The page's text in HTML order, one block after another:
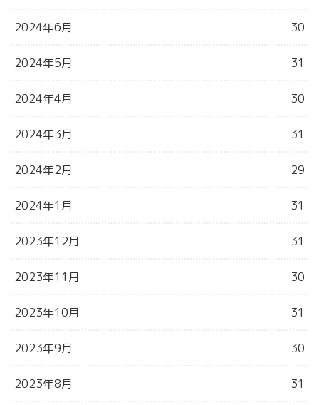
2024年6月 30
2024年5月 31
2024年4月 30
2024年3月 31
2024年2月 29
2024年1月 31
2023年12月 31
2023年11月 30
2023年10月 31
2023年9月 30
2023年8月 31